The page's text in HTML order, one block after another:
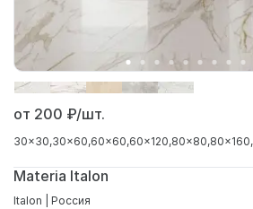
от 200 ₽/шт.
30x30 30x60 60x60 60x120 80x80 80x160
Materia Italon
Italon | Россия